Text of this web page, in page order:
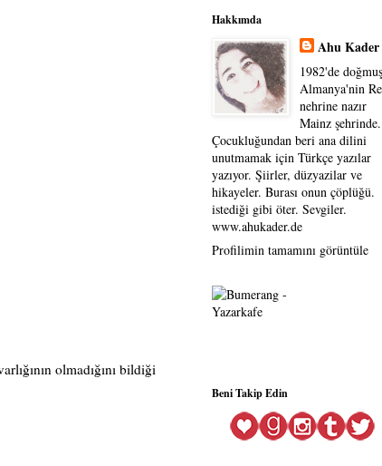
olmadığını bildiği
Hakkımda
Ahu Kader
1982'de
Almanya'nin
nehrine nazır
Mainz şehrinde.
Çocukluğundan beri ana dilini
unutmamak için Türkçe yazılar
yazıyor. Şiirler, düzyazilar ve
hikayeler. Burası onun çöplüğü.
istediği gibi öter. Sevgiler.
www.ahukader.de
Profilimin tamamını görüntüle
Beni Takip Edin